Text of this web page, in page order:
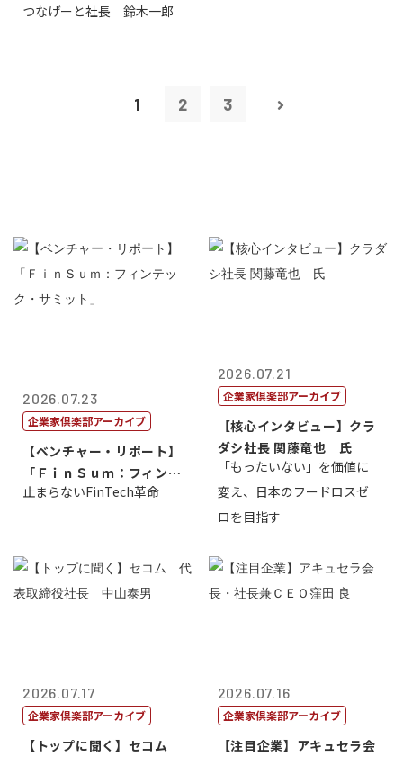
つなげーと社長 鈴木一郎
1 2 3
2026.07.23
企業家倶楽部アーカイブ
【ベンチャー・リポート】
「ＦｉｎＳｕｍ：フィンテ
ック・サミッ...
止まらないFinTech革命
2026.07.21
企業家倶楽部アーカイブ
【核心インタビュー】クラ
ダシ社長 関藤竜也 氏
「もったいない」を価値に
変え、日本のフードロスゼ
ロを目指す
2026.07.17
企業家倶楽部アーカイブ
【トップに聞く】セコム
2026.07.16
企業家倶楽部アーカイブ
【注目企業】アキュセラ会